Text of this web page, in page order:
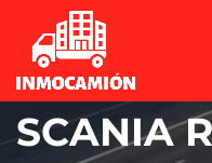
SCANIA